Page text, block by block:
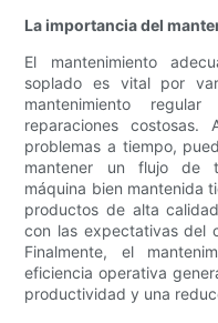
La importancia del
El mantenimiento
soplado es vital por
mantenimiento
reparaciones
problemas a tiempo,
mantener un flujo de
máquina bien mantenida
productos de alta
con las expectativas del
Finalmente, el
eficiencia operativa
productividad y una